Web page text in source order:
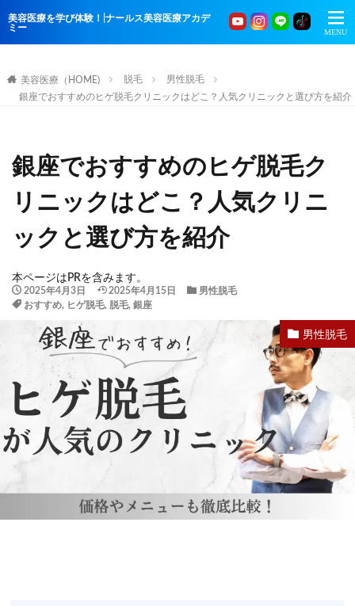
美容医療を学び体験！|ナールス美容医療アカデ
ミー
美容医療（HOME) 脱毛
男性脱毛
銀座でおすすめのヒゲ脱毛クリニックはどこ？人気クリニックと選び方を紹介
銀座でおすすめのヒゲ脱毛ク
リニックはどこ？人気クリニ
ックと選び方を紹介
本ページはPRを含みます。
2025年4月3日 2025年4月15日
男性脱毛
おすすめ, ヒゲ脱毛, 脱毛, 銀座
男性脱毛